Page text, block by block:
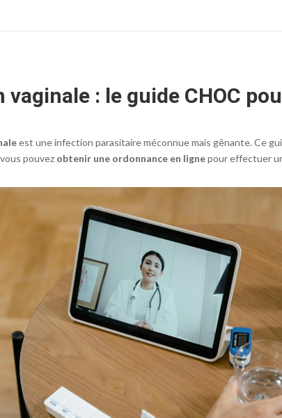
vaginale : le guide CHOC
est une infection parasitaire méconnue mais gênante. Ce
pouvez obtenir une ordonnance en lignepour effectuer